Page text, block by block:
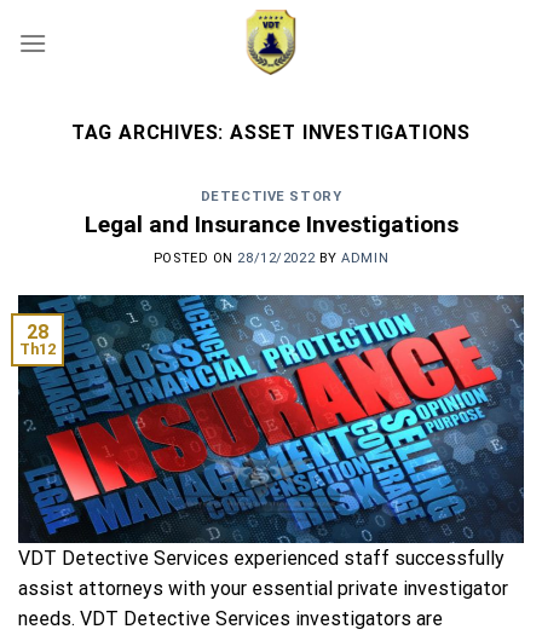
TAG ARCHIVES:ASSET INVESTIGATIONS
DETECTIVE STORY
Legal and Insurance Investigations
POSTED ON 28/12/2022BYADMIN
28
Th12
VDT Detective Services experienced staff successfully
assist attorneys with your essential private investigator
needs. VDT Detective Services investigators are